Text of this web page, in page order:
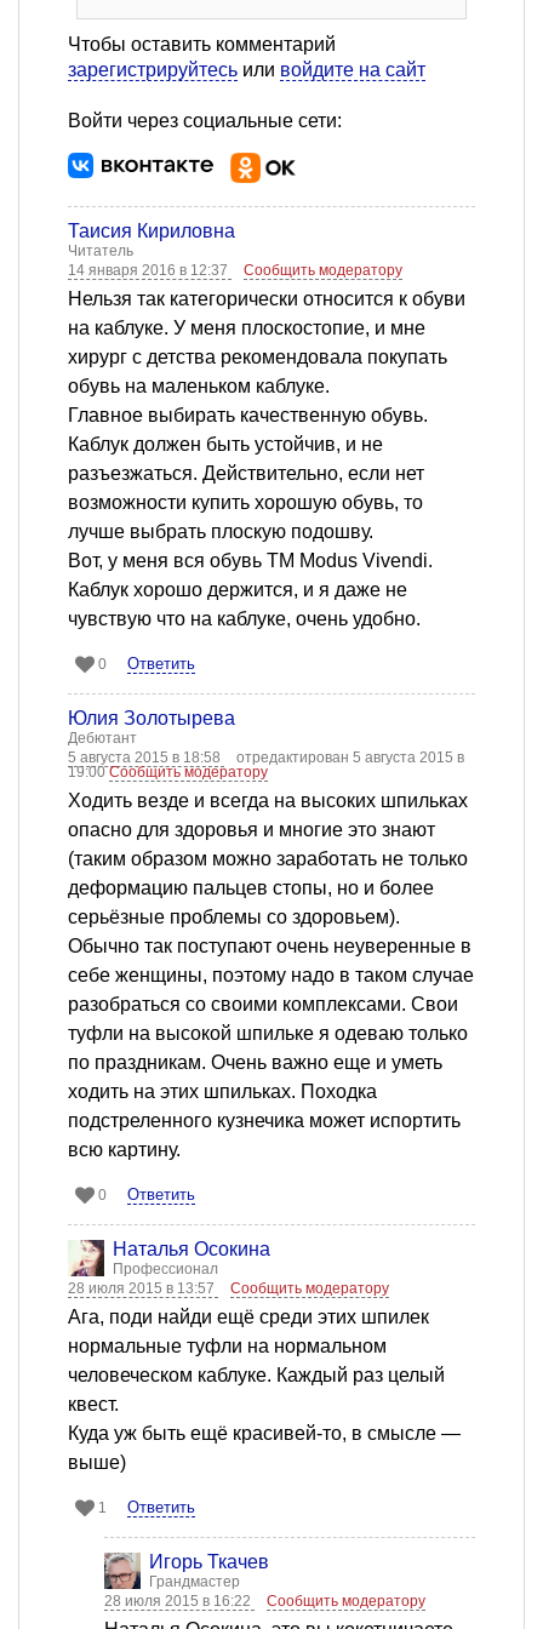
Чтобы оставить комментарий
зарегистрируйтесь или войдите на сайт
Войти через социальные сети:
Таисия Кириловна
Читатель
14 января 2016 в 12:37
Сообщить модератору
Нельзя так категорически относится к обуви
на каблуке. У меня плоскостопие, и мне
хирург с детства рекомендовала покупать
обувь на маленьком каблуке.
Главное выбирать качественную обувь.
Каблук должен быть устойчив, и не
разъезжаться. Действительно, если нет
возможности купить хорошую обувь, то
лучше выбрать плоскую подошву.
Вот, у меня вся обувь ТМ Modus Vivendi.
Каблук хорошо держится, и я даже не
чувствую что на каблуке, очень удобно.
0 Ответить
Юлия Золотырева
Дебютант
5 августа 2015 в 18:58
отредактирован 5 августа 2015 в
19:00Сообщить модератору
Ходить везде и всегда на высоких шпильках
опасно для здоровья и многие это знают
(таким образом можно заработать не только
деформацию пальцев стопы, но и более
серьёзные проблемы со здоровьем).
Обычно так поступают очень неуверенные в
себе женщины, поэтому надо в таком случае
разобраться со своими комплексами. Свои
туфли на высокой шпильке я одеваю только
по праздникам. Очень важно еще и уметь
ходить на этих шпильках. Походка
подстреленного кузнечика может испортить
всю картину.
0 Ответить
Наталья Осокина
Профессионал
28 июля 2015 в 13:57
Сообщить модератору
Ага, поди найди ещё среди этих шпилек
нормальные туфли на нормальном
человеческом каблуке. Каждый раз целый
квест.
Куда уж быть ещё красивей-то, в смысле —
выше)
1 Ответить
Игорь Ткачев
Грандмастер
28 июля 2015 в 16:22
Сообщить модератору